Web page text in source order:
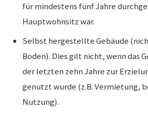
für mindestens fünf Jahre
Hauptwohnsitz war.
Selbst hergestellte Gebäude
Boden). Dies gilt nicht, wenn das
der letzten zehn Jahre zur
genutzt wurde (z.B. Vermietung,
Nutzung).